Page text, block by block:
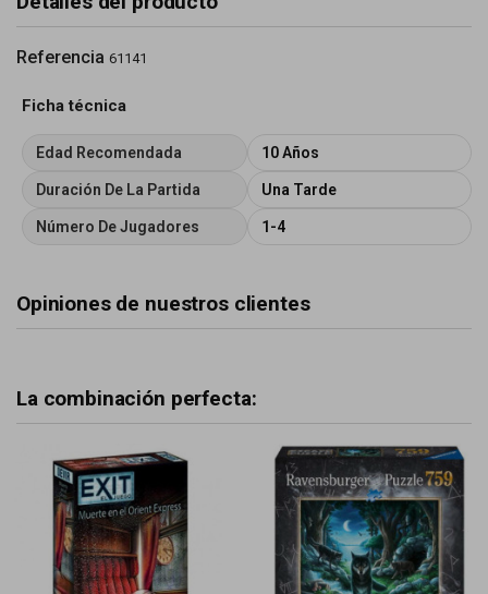
Referencia 61141
Ficha técnica
Edad Recomendada 10 Años
Duración De La Partida Una Tarde
Número De Jugadores 1-4
Opiniones de nuestros clientes
La combinación perfecta: